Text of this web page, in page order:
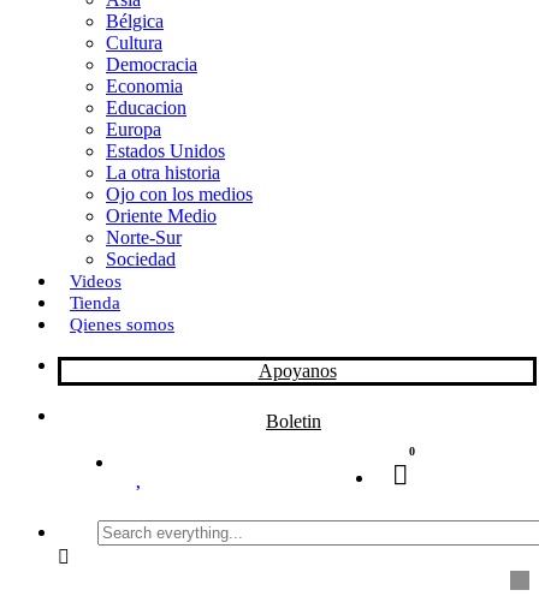
i
r
Bélgica
Cultura
Democracia
Economia
Educacion
Europa
Estados Unidos
La otra historia
Ojo con los medios
Oriente Medio
Norte-Sur
Sociedad
Videos
Tienda
Qienes somos
Apoyanos
Boletin
0
Search
everything...